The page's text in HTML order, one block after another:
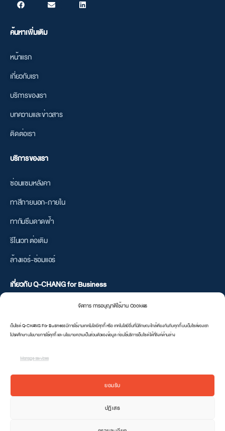
จัดการ การอนุญาติใช้งาน Cookies
เว็บไซต์ Q-CHANG For Business มีการใช้งานเทคโนโลยีคุกกี้ หรือ เทคโนโลยีอื่นที่มีลักษณะใกล้เคียงกันกับคุกกี้ บนเว็บไซต์ของเรา
โปรดศึกษา นโยบายการใช้คุกกี้ และ นโยบายความเป็นส่วนตัวของข้อมูล ก่อนใช้บริการเว็บไซต์ ได้ที่ลิงค์ด้านล่าง
Manage services
ยอมรับ
ปฏิเสธ
ค้นหาเพิ่มเติม
หน้าแรก
เกี่ยวกับเรา
บริการของเรา
บทความและข่าวสาร
ติดต่อเรา
บริการของเรา
ซ่อมแซมหลังคา
ทาสีภายนอก-ภายใน
ทากันซึมดาดฟ้า
รีโนเวท ต่อเติม
ล้างแอร์-ซ่อมแอร์
เกี่ยวกับ Q-CHANG for Business
เงื่อนไขการใช้บริการ